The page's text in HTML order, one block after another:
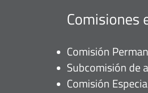
Comisiones
Comisión
Subcomisión de
Comisión